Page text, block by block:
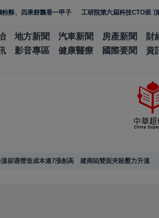
果餅飄香一甲子 工研院第六屆科技CTO班 頂尖專家
地方新聞 汽車新聞 房產新聞 財
影音專區 健康醫療 國際要聞 資
卻遇營造成本連7漲創高 建商陷雙面夾殺壓力升溫